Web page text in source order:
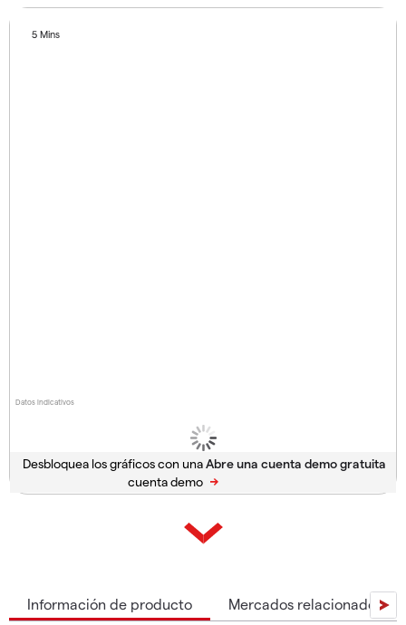
Datos indicativos
5 Mins
Desbloquea los gráficos con una
cuenta demo
Información de producto Mercados relacionados